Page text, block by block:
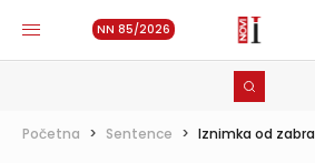
NN 85/2026
Početna > Sentence > Iznimka od